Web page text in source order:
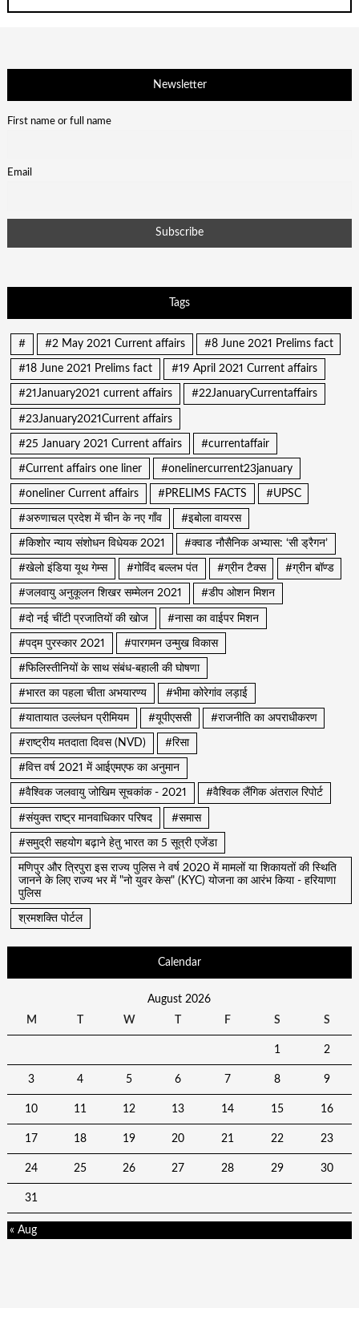
Newsletter
First name or full name
Email
Tags
# #2 May 2021 Current affairs #8 June 2021 Prelims fact
#18 June 2021 Prelims fact #19 April 2021 Current affairs
#21January2021 current affairs #22JanuaryCurrentaffairs
#23January2021Current affairs
#25 January 2021 Current affairs #currentaffair
#Current affairs one liner #onelinercurrent23january
#oneliner Current affairs #PRELIMS FACTS #UPSC
#अरुणाचल प्रदेश में चीन के नए गाँव #इबोला वायरस
#किशोर न्याय संशोधन विधेयक 2021 #क्वाड नौसैनिक अभ्यास: ‘सी ड्रैगन’
#खेलो इंडिया यूथ गेम्स #गोविंद बल्लभ पंत #ग्रीन टैक्स #ग्रीन बॉण्ड
#जलवायु अनुकूलन शिखर सम्मेलन 2021 #डीप ओशन मिशन
#दो नई चींटी प्रजातियों की खोज #नासा का वाईपर मिशन
#पद्म पुरस्कार 2021 #पारगमन उन्मुख विकास
#फिलिस्तीनियों के साथ संबंध-बहाली की घोषणा
#भारत का पहला चीता अभयारण्य #भीमा कोरेगांव लड़ाई
#यातायात उल्लंघन प्रीमियम #यूपीएससी #राजनीति का अपराधीकरण
#राष्ट्रीय मतदाता दिवस (NVD) #रिसा
#वित्त वर्ष 2021 में आईएमएफ का अनुमान
#वैश्विक जलवायु जोखिम सूचकांक - 2021 #वैश्विक लैंगिक अंतराल रिपोर्ट
#संयुक्त राष्ट्र मानवाधिकार परिषद #समास
#समुद्री सहयोग बढ़ाने हेतु भारत का 5 सूत्री एजेंडा
मणिपुर और त्रिपुरा इस राज्य पुलिस ने वर्ष 2020 में मामलों या शिकायतों की स्थिति
जानने के लिए राज्य भर में "नो युवर केस" (KYC) योजना का आरंभ किया - हरियाणा
पुलिस
श्रमशक्ति पोर्टल
Calendar
August 2026
M
T W T F S S
1 2
3 4 5 6 7 8 9
10 11 12 13 14 15 16
17 18 19 20 21 22 23
24 25 26 27 28 29 30
31
« Aug